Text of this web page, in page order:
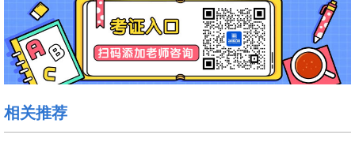
相关推荐